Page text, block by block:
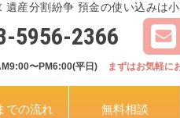
遺産分割紛争 預金の使い込みは
5956-2366
〜PM6:00(平日) まずはお気軽に
での流れ 無料相談